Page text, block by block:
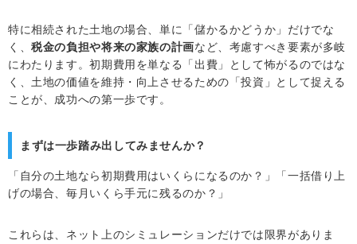
特に相続された土地の場合、単に「儲かるかどうか」だけでな
く、税金の負担や将来の家族の計画など、考慮すべき要素が多岐
にわたります。初期費用を単なる「出費」として怖がるのではな
く、土地の価値を維持・向上させるための「投資」として捉える
ことが、成功への第一歩です。
まずは一歩踏み出してみませんか？
「自分の土地なら初期費用はいくらになるのか？」「一括借り上
げの場合、毎月いくら手元に残るのか？」
これらは、ネット上のシミュレーションだけでは限界がありま